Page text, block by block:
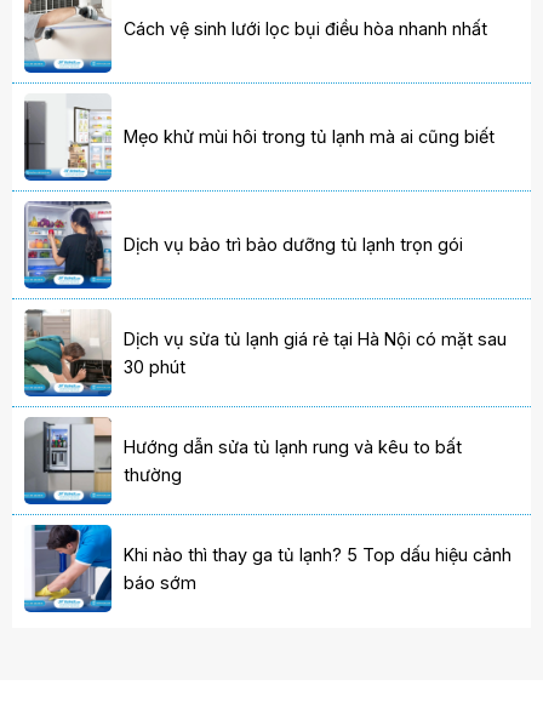
Cách vệ sinh lưới lọc bụi điều hòa nhanh nhất
Mẹo khử mùi hôi trong tủ lạnh mà ai cũng biết
Dịch vụ bảo trì bảo dưỡng tủ lạnh trọn gói
Dịch vụ sửa tủ lạnh giá rẻ tại Hà Nội có mặt sau
30 phút
Hướng dẫn sửa tủ lạnh rung và kêu to bất
thường
Khi nào thì thay ga tủ lạnh? 5 Top dấu hiệu cảnh
báo sớm